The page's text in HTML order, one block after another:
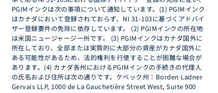
PGIMインクは次の事項について通知しています。(1) PGIMインク
はカナダにおいて登録されておらず、NI 31-103に基づくアドバイ
ザー登録要件の免除に依存しています。 (2) PGIMインクの所在地
は米国ニュージャージー州です。 (3) PGIMインクはカナダ国外に
所在しており、全部または実質的に大部分の資産がカナダ国外に
ある可能性があるため、法的権利を行使することが困難な場合が
あります。(4) カナダ各州におけるPGIMインクの手続きの代理人
の氏名および住所は次の通りです。ケベック州：Borden Ladner
Gervais LLP, 1000 de La Gauchetière Street West, Suite 900